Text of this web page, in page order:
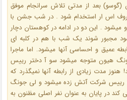
بعد از مدتی تلاش سرانجام موفق
اس ار استخدام شود . در شب جشن با
میشود . این دو در ادامه در کوهستان دچار
مجبور شوند یک شب با هم در کلبه ای
عمیق و احساسی آنها میشود. اما ماجرا
هیون متوجه میشود سو آ دختر رییس
مدت زیادی از رابطه آنها نمیگذرد که
رییس شرکت آتش زده میشود و لی جونگ
در پایان به عنوان نفر اصلی مظنون به